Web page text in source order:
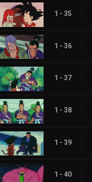
1 - 35
1 - 36
1 - 37
1 - 38
1 - 39
1 - 40